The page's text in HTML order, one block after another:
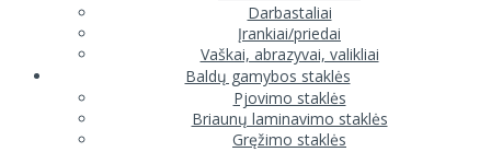
Darbastaliai
Įrankiai/priedai
Vaškai, abrazyvai, valikliai
Baldų gamybos staklės
Pjovimo staklės
Briaunų laminavimo staklės
Gręžimo staklės